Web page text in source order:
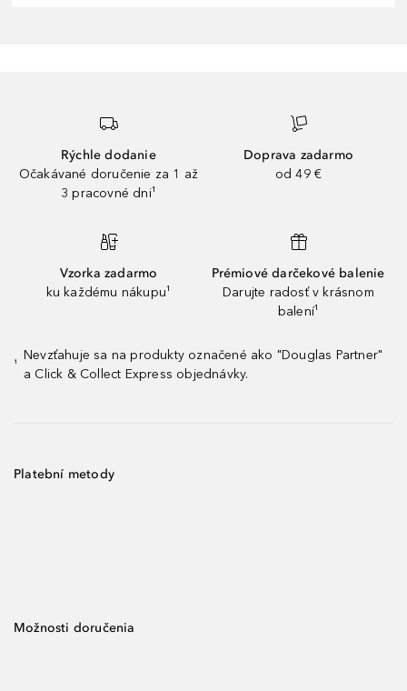
Rýchle dodanie
Očakávané doručenie za 1 až
3 pracovné dni¹
Doprava zadarmo
od 49 €
Vzorka zadarmo
ku každému nákupu¹
Prémiové darčekové balenie
Darujte radosť v krásnom
balení¹
¹
Nevzťahuje sa na produkty označené ako "Douglas Partner"
a Click & Collect Express objednávky.
Platební metody
Možnosti doručenia